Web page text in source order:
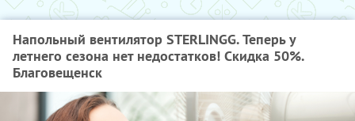
Напольный вентилятор STERLINGG. Теперь у
летнего сезона нет недостатков! Скидка 50%.
Благовещенск